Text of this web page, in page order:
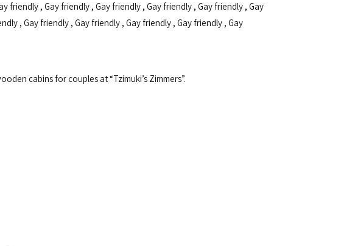
friendly , Gay friendly , Gay friendly , Gay friendly , Gay friendly , Gay
, Gay friendly , Gay friendly , Gay friendly , Gay friendly , Gay
cabins for couples at “Tzimuki’s Zimmers”.